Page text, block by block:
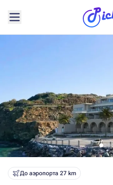
До аэропорта 27 km